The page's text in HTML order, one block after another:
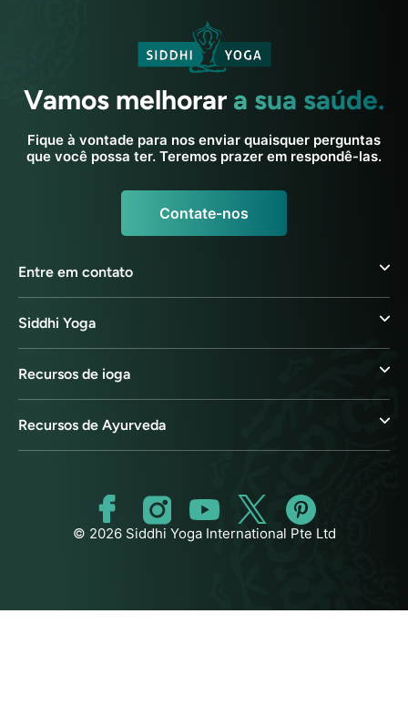
Vamos melhorar a sua saúde.
Fique à vontade para nos enviar quaisquer perguntas
que você possa ter. Teremos prazer em respondê-las.
Contate-nos
Entre em contato
Siddhi Yoga
Recursos de ioga
Recursos de Ayurveda
© 2026 Siddhi Yoga International Pte Ltd